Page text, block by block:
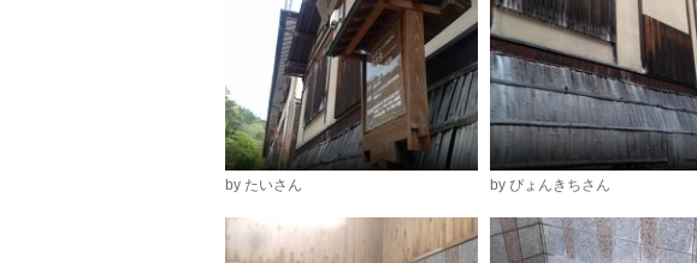
by たいさん by ぴょんきちさん